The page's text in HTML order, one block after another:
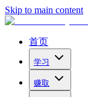
Skip to main content
首页
学习
赚取